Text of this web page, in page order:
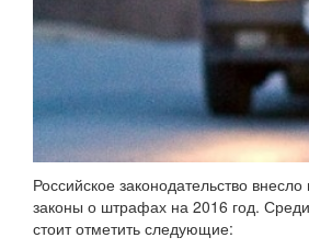
Российское законодательство
законы о штрафах на 2016 год.
стоит отметить следующие: